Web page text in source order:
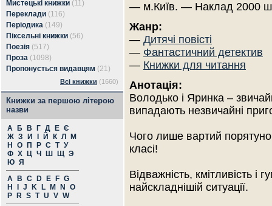
Мистецькі книжки (11)
Переклади (116)
Періодика (149)
Піксельні книжки (56)
Поезія (517)
Проза (1098)
Пропонується видавцям (21)
Всі книжки (1660)
Книжки за першою літерою
назви
А Б В Г Д Е Є
Ж З И Й К Л
М
Н
О П Р С Т У
Ф Х Ц Ч Ш Щ Э
Ю Я
A
B C D E F G
H
J K L M N
O
P
R S T U V W
— м.Київ. — Наклад 2000
Жанр:
— Дитячі повісті
— Фантастичний детектив
— Книжки для читання
Анотація:
Володько і Яринка –
випадають незвичайні
Чого лише вартий
класі!
Відважність, кмітливість
найскладнішій ситуації.